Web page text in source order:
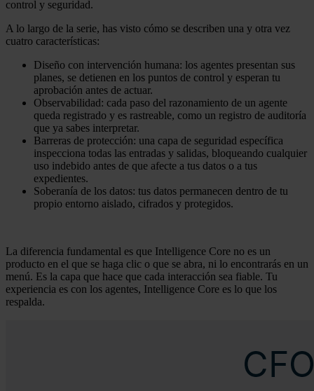
control y seguridad.
A lo largo de la serie, has visto cómo se describen una y otra vez
cuatro características:
Diseño con intervención humana: los agentes presentan sus
planes, se detienen en los puntos de control y esperan tu
aprobación antes de actuar.
Observabilidad: cada paso del razonamiento de un agente
queda registrado y es rastreable, como un registro de auditoría
que ya sabes interpretar.
Barreras de protección: una capa de seguridad específica
inspecciona todas las entradas y salidas, bloqueando cualquier
uso indebido antes de que afecte a tus datos o a tus
expedientes.
Soberanía de los datos: tus datos permanecen dentro de tu
propio entorno aislado, cifrados y protegidos.
La diferencia fundamental es que Intelligence Core no es un
producto en el que se haga clic o que se abra, ni lo encontrarás en un
menú. Es la capa que hace que cada interacción sea fiable. Tu
experiencia es con los agentes, Intelligence Core es lo que los
respalda.